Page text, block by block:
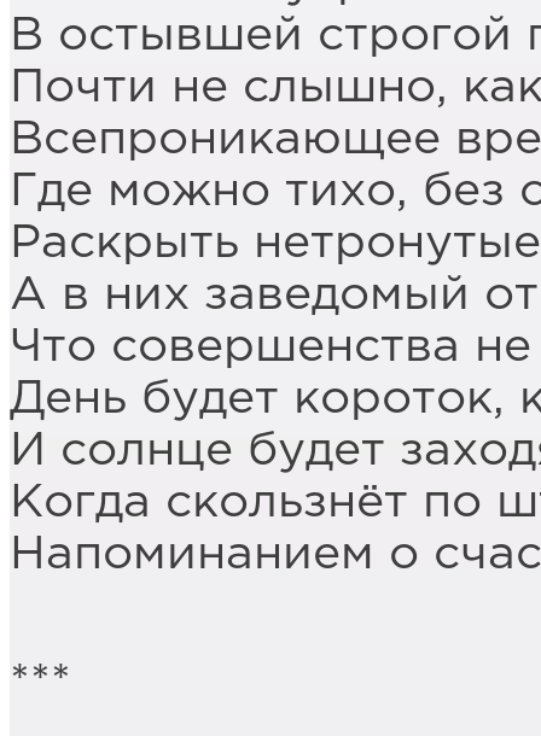
В остывшей строгой
Почти не слышно,
Всепроникающее
Где можно тихо, без
Раскрыть
А в них заведомый
Что совершенства не
День будет короток,
И солнце будет
Когда скользнёт по
Напоминанием о
***